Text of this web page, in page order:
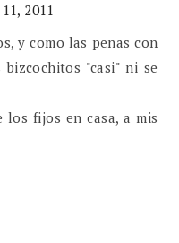
2011
y como las penas con
"casi" ni se
los fijos en casa, a mis